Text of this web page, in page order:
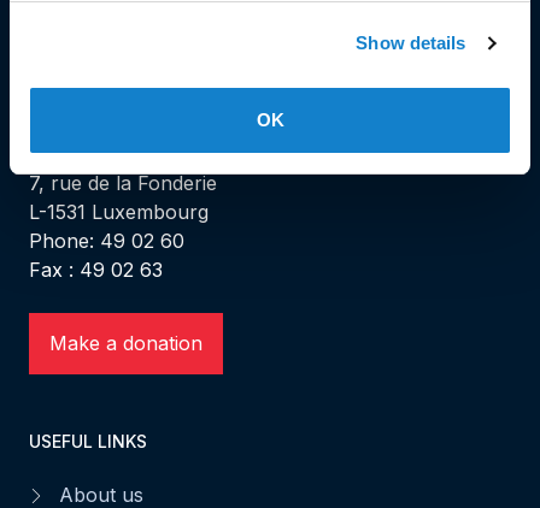
Show details
OK
Head Office and Secretariat
7, rue de la Fonderie
L-1531 Luxembourg
Phone: 49 02 60
Fax : 49 02 63
Make a donation
USEFUL LINKS
About us